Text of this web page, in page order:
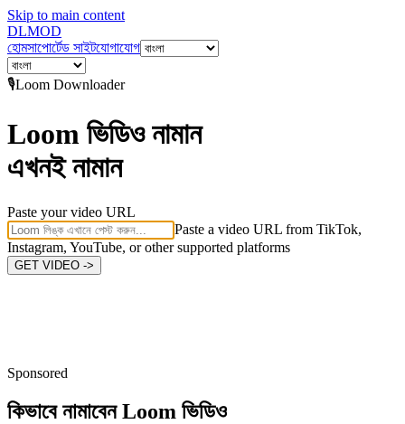
Skip to main content
DLMOD
হোমসাপোর্টেড সাইটযোগাযোগ
🎙️Loom Downloader
Loom ভিডিও নামান
এখনই নামান
Paste your video URL
Paste a video URL from TikTok,
Instagram, YouTube, or other supported platforms
GET VIDEO ->
Sponsored
কিভাবে নামাবেন Loom ভিডিও